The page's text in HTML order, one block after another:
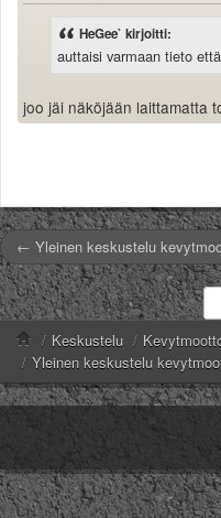
HeGee` kirjoitti:
auttaisi varmaan tieto
joo jäi näköjään laittamatta
← Yleinen keskustelu
/ Keskustelu /
/ Yleinen keskustelu